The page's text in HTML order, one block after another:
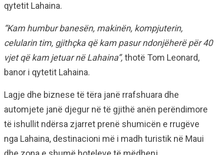
qytetit Lahaina.
“Kam humbur banesën, makinën, kompjuterin,
celularin tim, gjithçka që kam pasur ndonjëherë për 40
vjet që kam jetuar në Lahaina”, thotë Tom Leonard,
banor i qytetit Lahaina.
Lagje dhe biznese të tëra janë rrafshuara dhe
automjete janë djegur në të gjithë anën perëndimore
të ishullit ndërsa zjarret prenë shumicën e rrugëve
nga Lahaina, destinacioni më i madh turistik në Maui